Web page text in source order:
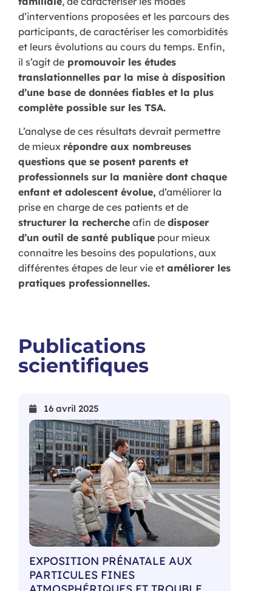
d’interventions proposées et les parcours des
participants, de caractériser les comorbidités
et leurs évolutions au cours du temps. Enfin,
il s’agit de promouvoir les études
translationnelles par la mise à disposition
d’une base de données fiables et la plus
complète possible sur les TSA.
L’analyse de ces résultats devrait permettre
de mieux répondre aux nombreuses
questions que se posent parents et
professionnels sur la manière dont chaque
enfant et adolescent évolue, d’améliorer la
prise en charge de ces patients et de
structurer la recherche afin de disposer
d’un outil de santé publique pour mieux
connaitre les besoins des populations, aux
différentes étapes de leur vie et améliorer les
pratiques professionnelles.
Publications
scientifiques
16 avril 2025
EXPOSITION PRÉNATALE AUX
PARTICULES FINES